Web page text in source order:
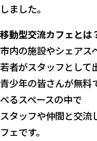
しました。
移動型交流カフェとは
市内の施設やシェアス
若者がスタッフとして
青少年の皆さんが無料
べるスペースの中で
スタッフや仲間と交流
フェです。